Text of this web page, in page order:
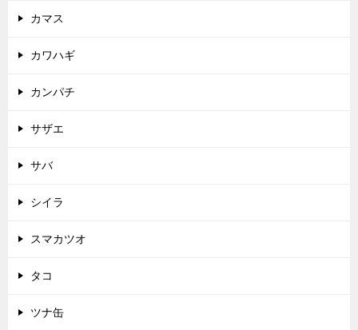
カマス
カワハギ
カンパチ
サザエ
サバ
シイラ
スマカツオ
タコ
ツナ缶